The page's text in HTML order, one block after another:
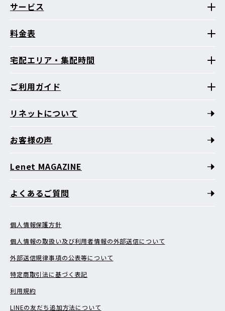
サービス
料金表
宅配エリア・集配時間
ご利用ガイド
リネットについて
お客様の声
Lenet MAGAZINE
よくあるご質問
個人情報保護方針
個人情報の取扱い及び利用者情報の外部送信について
外部送信規律事項の公表等について
特定商取引法に基づく表記
利用規約
LINEの友だち追加方法について